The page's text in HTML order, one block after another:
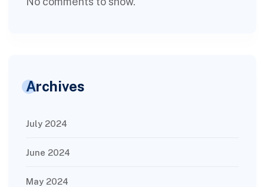
Archives
July 2024
June 2024
May 2024